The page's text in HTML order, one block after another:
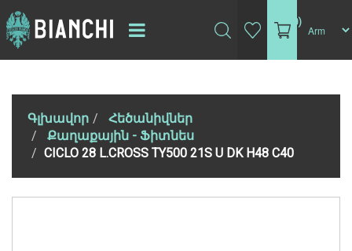
(0)
Գլխավոր
Հեծանիվներ
Քաղաքային - Ֆիտնես
CICLO 28 L.CROSS TY500 21S U DK H48 C40